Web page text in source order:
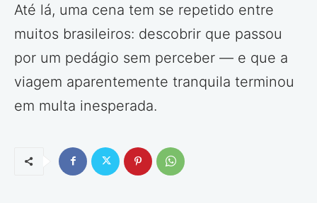
Até lá, uma cena tem se repetido entre
muitos brasileiros: descobrir que passou
por um pedágio sem perceber — e que a
viagem aparentemente tranquila terminou
em multa inesperada.